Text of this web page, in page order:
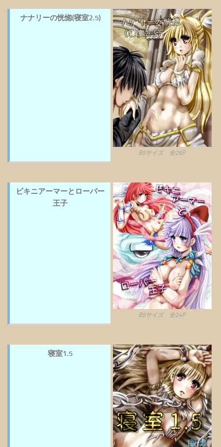
ナナリーの恍惚(寝室2.5)
B5サイズ 全26P
ビキニアーマーとローパー
王子
B5サイズ 全24P
寝室1.5